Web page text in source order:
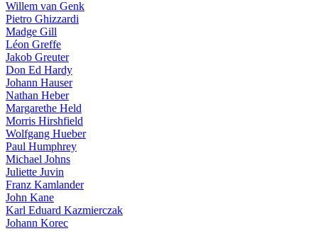
Willem van Genk
Pietro Ghizzardi
Madge Gill
Léon Greffe
Jakob Greuter
Don Ed Hardy
Johann Hauser
Nathan Heber
Margarethe Held
Morris Hirshfield
Wolfgang Hueber
Paul Humphrey
Michael Johns
Juliette Juvin
Franz Kamlander
John Kane
Karl Eduard Kazmierczak
Johann Korec